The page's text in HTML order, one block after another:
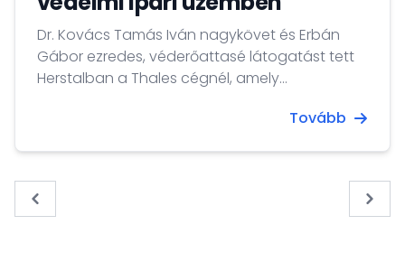
Dr. Kovács Tamás Iván nagykövet és Erbán
Gábor ezredes, véderőattasé látogatást tett
Herstalban a Thales cégnél, amely
Tovább
« Previous Next